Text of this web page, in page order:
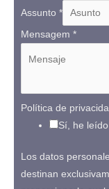
Assunto *
Mensagem *
Política de
Sí, he
Los datos
destinan